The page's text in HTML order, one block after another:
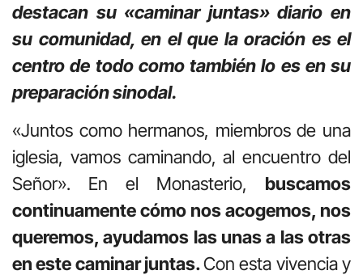
destacan su «caminar juntas» diario en
su comunidad, en el que la oración es el
centro de todo como también lo es en su
preparación sinodal.
«Juntos como hermanos, miembros de una
iglesia, vamos caminando, al encuentro del
Señor». En el Monasterio, buscamos
continuamente cómo nos acogemos, nos
queremos, ayudamos las unas a las otras
en este caminar juntas.Con esta vivencia y